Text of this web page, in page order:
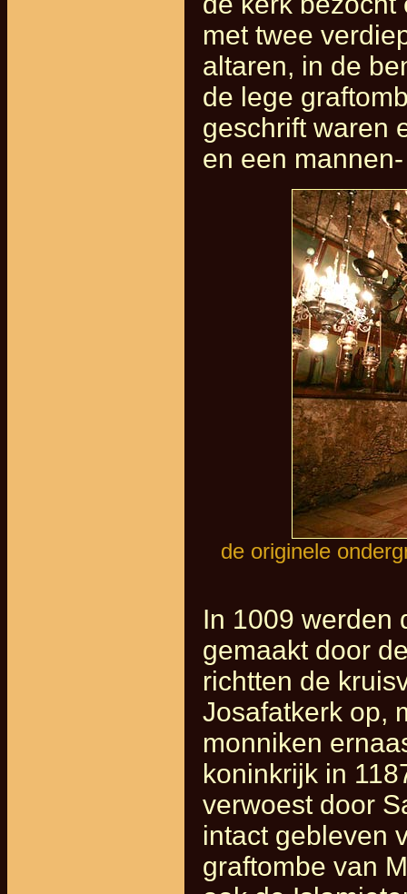
met twee
altaren, in de
de lege
geschrift waren
en een
de originele
In 1009 werden
gemaakt door
richtten de
Josafatkerk op,
monniken
koninkrijk in
verwoest door
intact gebleven
graftombe van